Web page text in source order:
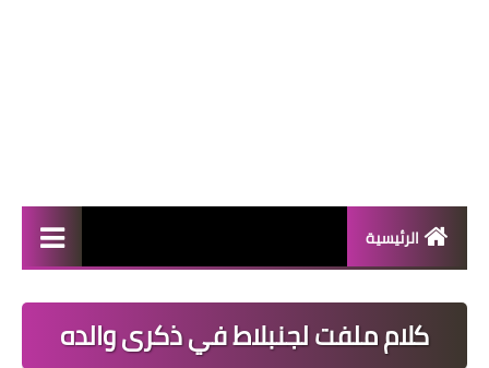
الرئيسية
منوعات
كلام ملفت لجنبلاط في ذكرى والده